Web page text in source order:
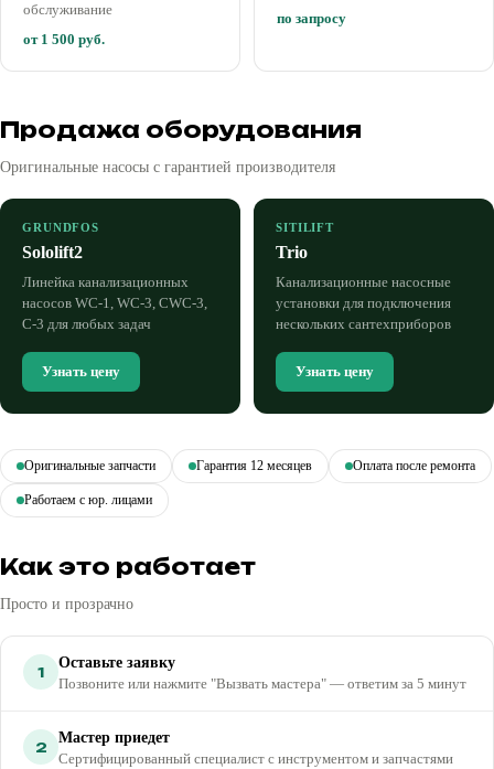
обслуживание
от 1 500 руб.
по запросу
Продажа оборудования
Оригинальные насосы с гарантией производителя
GRUNDFOS
Sololift2
Линейка канализационных
насосов WC-1, WC-3, CWC-3,
C-3 для любых задач
Узнать цену
SITILIFT
Trio
Канализационные насосные
установки для подключения
нескольких сантехприборов
Узнать цену
Оригинальные запчасти Гарантия 12 месяцев Оплата после ремонта
Работаем с юр. лицами
Как это работает
Просто и прозрачно
1
Оставьте заявку
Позвоните или нажмите "Вызвать мастера" — ответим за 5 минут
2
Мастер приедет
Сертифицированный специалист с инструментом и запчастями